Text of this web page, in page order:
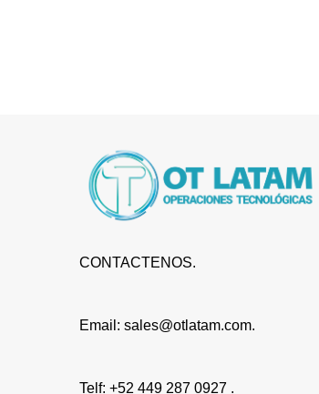
CONTACTENOS.
Email: sales@otlatam.com.
Telf: +52 449 287 0927 .